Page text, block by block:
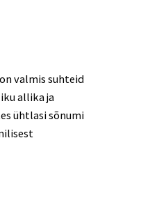
valmis suhteid
allika ja
ühtlasi sõnumi